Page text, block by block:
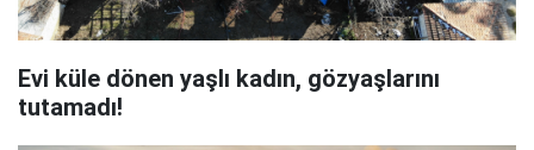
Evi küle dönen yaşlı kadın, gözyaşlarını
tutamadı!